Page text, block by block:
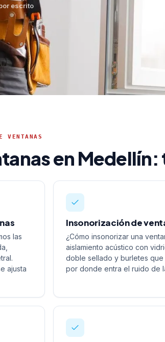
escrito
VENTANAS
en
las
ajusta
Insonorización de
¿Cómo insonorizar una
aislamiento acústico con
doble sellado y burletes que
por donde entra el ruido de